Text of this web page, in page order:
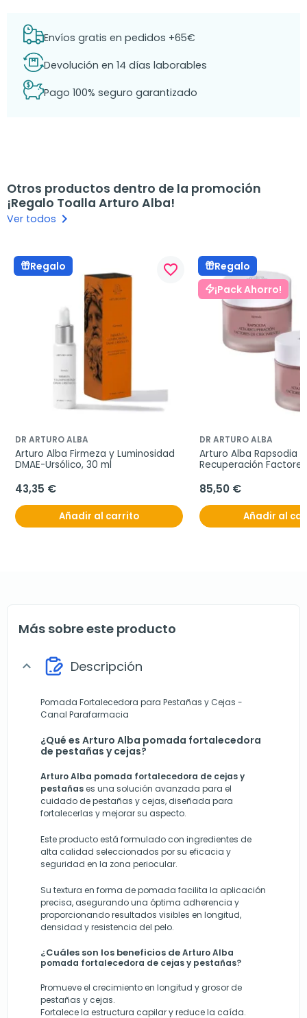
Envíos gratis en pedidos +65€
Devolución en 14 días laborables
Pago 100% seguro garantizado
Otros productos dentro de la promoción
¡Regalo Toalla Arturo Alba!
Ver todos keyboard_arrow_right
Regalo favorite_border
DR ARTURO ALBA
Arturo Alba Firmeza y Luminosidad
DMAE-Ursólico, 30 ml
43,35 €
Añadir al carrito
Regalo
¡Pack Ahorro!
DR ARTURO ALBA
Arturo Alba Rapsodia
Recuperación
85,50 €
Añadir al
Más sobre este producto
expand_more Descripción
Pomada Fortalecedora para Pestañas y Cejas -
Canal Parafarmacia
¿Qué es Arturo Alba pomada fortalecedora
de pestañas y cejas?
Arturo Alba pomada fortalecedora de cejas y
pestañases una solución avanzada para el
cuidado de pestañas y cejas, diseñada para
fortalecerlas y mejorar su aspecto.
Este producto está formulado con ingredientes de
alta calidad seleccionados por su eficacia y
seguridad en la zona periocular.
Su textura en forma de pomada facilita la aplicación
precisa, asegurando una óptima adherencia y
proporcionando resultados visibles en longitud,
densidad y resistencia del pelo.
¿Cuáles son los beneficios deArturo Alba
pomada fortalecedora de cejas y pestañas?
Promueve el crecimiento en longitud y grosor de
pestañas y cejas.
Fortalece la estructura capilar y reduce la caída.